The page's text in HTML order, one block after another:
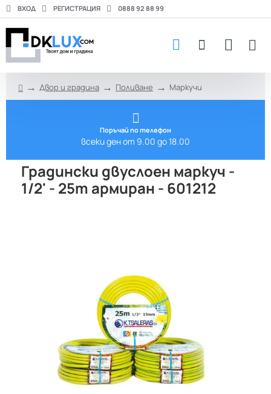
ВХОД РЕГИСТРАЦИЯ 0888 92 88 99
Двор и градина Поливане Маркучи
Поръчай по телефон
всеки ден от 9.00 до 18.00
Градински двуслоен маркуч -
1/2' - 25m армиран - 601212